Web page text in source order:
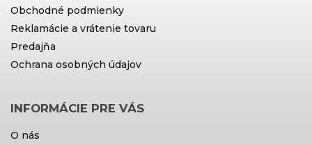
Obchodné podmienky
Reklamácie a vrátenie tovaru
Predajňa
Ochrana osobných údajov
INFORMÁCIE PRE VÁS
O nás